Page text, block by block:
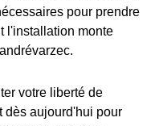
pour prendre
l'installation monte
votre liberté de
dès aujourd'hui pour